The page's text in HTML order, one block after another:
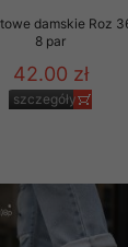
damskie Roz
8 par
42.00 zł
szczegóły